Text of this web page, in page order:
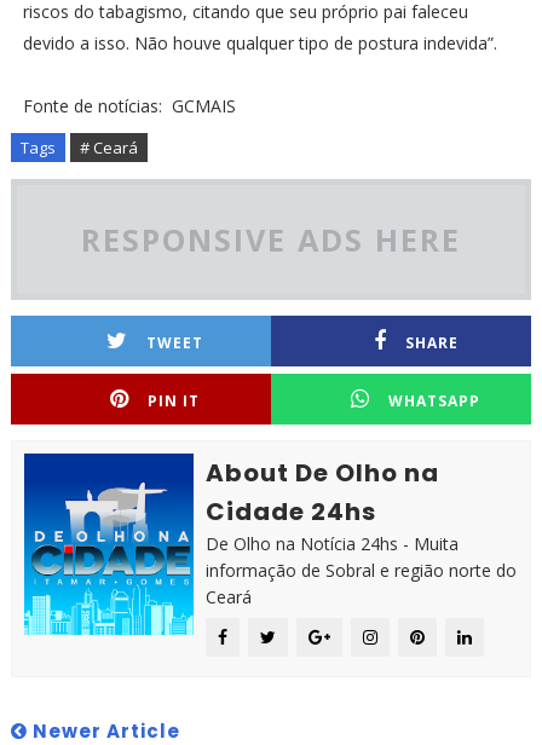
riscos do tabagismo, citando que seu próprio pai faleceu
devido a isso. Não houve qualquer tipo de postura indevida”.
Fonte de notícias: GCMAIS
Tags # Ceará
RESPONSIVE ADS HERE
TWEET SHARE
PIN IT WHATSAPP
About De Olho na
Cidade 24hs
De Olho na Notícia 24hs - Muita
informação de Sobral e região norte do
Ceará
Newer Article